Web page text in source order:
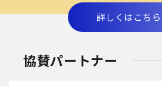
詳しくはこちら
協賛パートナー